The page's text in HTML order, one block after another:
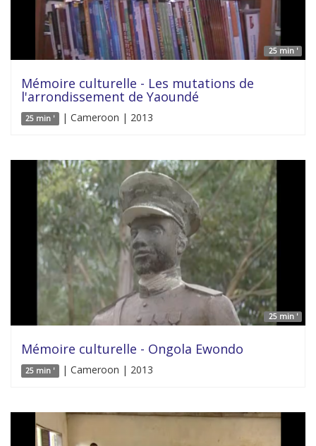
25 min '
Mémoire culturelle - Les mutations de
l'arrondissement de Yaoundé
25 min ' | Cameroon | 2013
25 min '
Mémoire culturelle - Ongola Ewondo
25 min ' | Cameroon | 2013